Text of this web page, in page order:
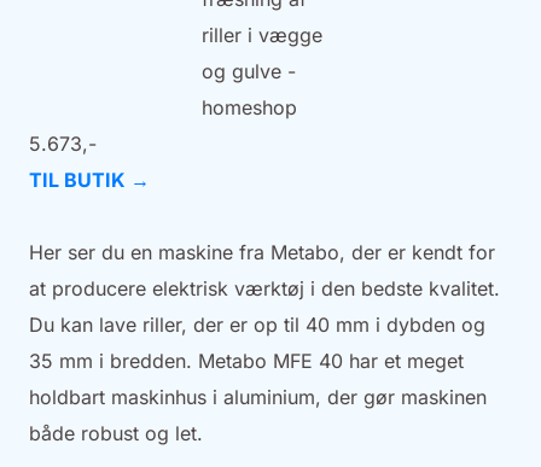
5.673,-
TIL BUTIK →
Her ser du en maskine fra Metabo, der er kendt for
at producere elektrisk værktøj i den bedste kvalitet.
Du kan lave riller, der er op til 40 mm i dybden og
35 mm i bredden. Metabo MFE 40 har et meget
holdbart maskinhus i aluminium, der gør maskinen
både robust og let.